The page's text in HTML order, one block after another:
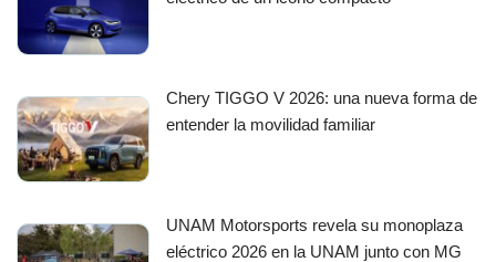
Chery TIGGO V 2026: una nueva forma de
entender la movilidad familiar
UNAM Motorsports revela su monoplaza
eléctrico 2026 en la UNAM junto con MG